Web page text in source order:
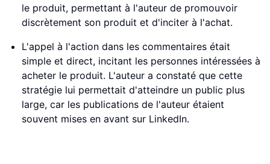
le produit, permettant à l'auteur de promouvoir
discrètement son produit et d'inciter à l'achat.
L'appel à l'action dans les commentaires était
simple et direct, incitant les personnes intéressées à
acheter le produit. L'auteur a constaté que cette
stratégie lui permettait d'atteindre un public plus
large, car les publications de l'auteur étaient
souvent mises en avant sur LinkedIn.